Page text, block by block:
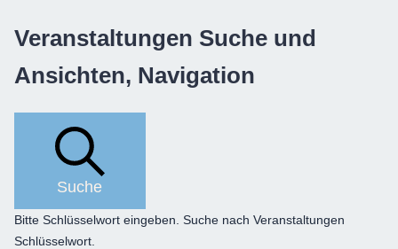
Veranstaltungen Suche und
Ansichten, Navigation
Suche
Bitte Schlüsselwort eingeben. Suche nach Veranstaltungen
Schlüsselwort.